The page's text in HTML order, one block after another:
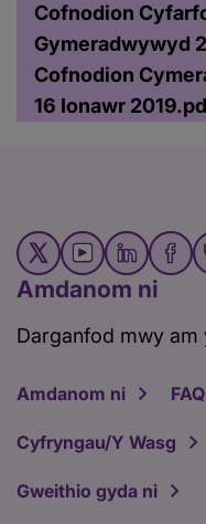
Cofnodion
Gymeradwywyd
Cofnodion
16 Ionawr
Amdanom ni
Darganfod mwy am
Amdanom ni
Cyfryngau/Y Wasg
Gweithio gyda ni